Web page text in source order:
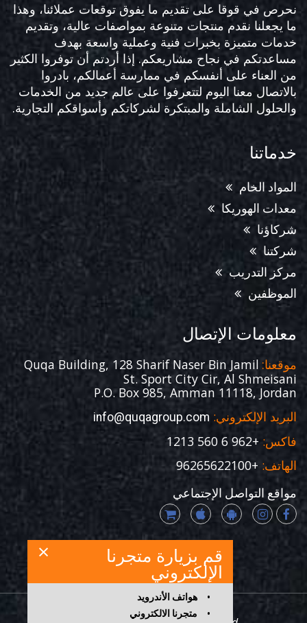
نحرص في قوقا على تقديم ما يفوق توقعات عملائنا، وهذا
ما يجعلنا نقدم منتجات متنوعة بمواصفات عالية، وتقديم
خدمات متميزة بخبرات فنية وعملية واسعة بهدف
مساعدتكم في نجاح مشاريعكم. إذا أردتم أن توفروا الكثير
من العناء على أنفسكم في ممارسة أعمالكم، بادروا
بالاتصال معنا اليوم لتتعرفوا على عالم جديد من الخدمات
والحلول الشاملة والمبتكرة لشركاتكم وأسواقكم التجارية.
خدماتنا
المواد الخام
معدات الهوريكا
شركاؤنا
شركتنا
مركز التدريب
الموظفين
معلومات الإتصال
موقعنا: Quqa Building, 128 Sharif Naser Bin Jamil
St. Sport City Cir, Al Shmeisani
P.O. Box 985, Amman 11118, Jordan
البريد الإلكتروني: info@quqagroup.com
فاكس: +962 6 560 1213
الهاتف: +96265622100
مواقع التواصل الإجتماعي
قم بزيارة متجرنا
الإلكتروني
×
هواتف الأندرويد •
متجرنا الالكتروني •